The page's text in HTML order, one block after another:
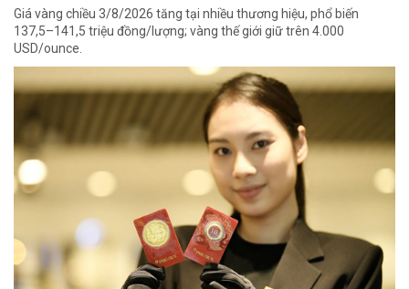
Giá vàng chiều 3/8/2026 tăng tại nhiều thương hiệu, phổ biến
137,5–141,5 triệu đồng/lượng; vàng thế giới giữ trên 4.000
USD/ounce.